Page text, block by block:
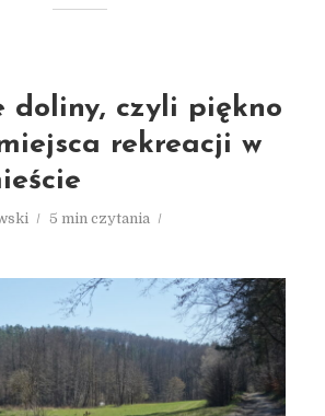
doliny, czyli piękno
rekreacji w
5 min czytania